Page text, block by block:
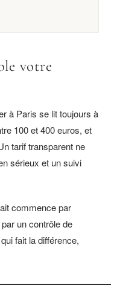
votre
à Paris se lit toujours à
100 et 400 euros, et
tarif transparent ne
sérieux et un suivi
commence par
un contrôle de
fait la différence,